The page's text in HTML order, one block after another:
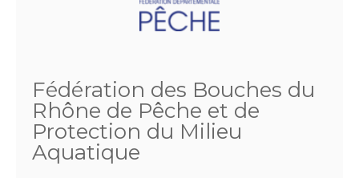
Fédération des Bouches du
Rhône de Pêche et de
Protection du Milieu
Aquatique